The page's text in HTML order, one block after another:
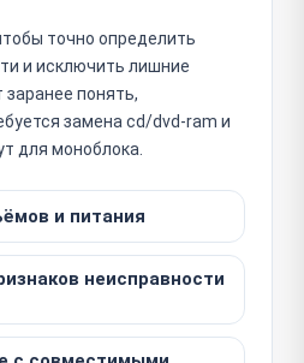
точно определить
и исключить лишние
понять,
замена cd/dvd-ram и
для моноблока.
и питания
неисправности